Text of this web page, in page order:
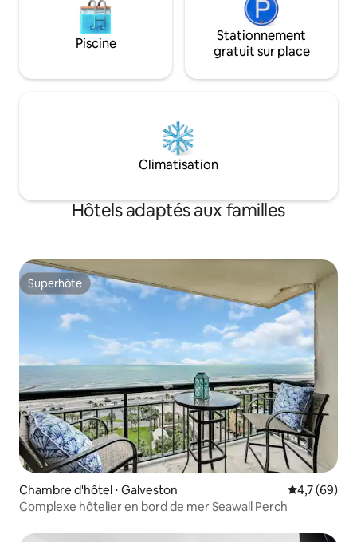
Piscine
Stationnement
gratuit sur place
Climatisation
Hôtels adaptés aux familles
Superhôte
Superhôte
Chambre d'hôtel ⋅ Galveston Évaluation
4,7 (69)
Complexe hôtelier en bord de mer Seawall Perch